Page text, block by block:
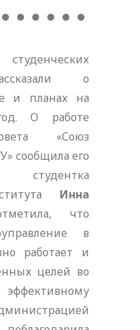
о
и планах на
О работе
«Союз
сообщила его
студентка
Инна
что
в
работает и
целей во